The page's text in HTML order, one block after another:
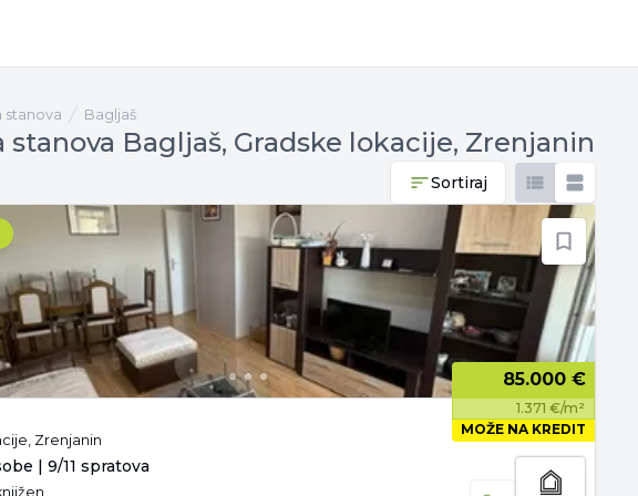
stanova Bagljaš
stanova Bagljaš, Gradske lokacije, Zrenjanin
Sortiraj
85.000 €
1.371 €/m²
MOŽE NA KREDIT
Zrenjanin
| 9/11 spratova